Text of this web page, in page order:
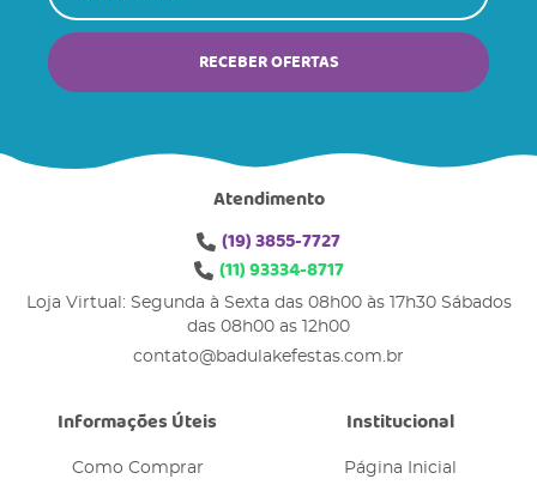
RECEBER OFERTAS
Atendimento
(19)3855-7727
(11)93334-8717
Loja Virtual: Segunda à Sexta das 08h00 às 17h30 Sábados
das 08h00 as 12h00
contato@badulakefestas.com.br
Informações Úteis
Como Comprar
Institucional
Página Inicial